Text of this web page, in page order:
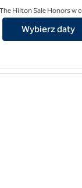
Beach Resort &
Hilton Sale Honors w
Wybierz daty